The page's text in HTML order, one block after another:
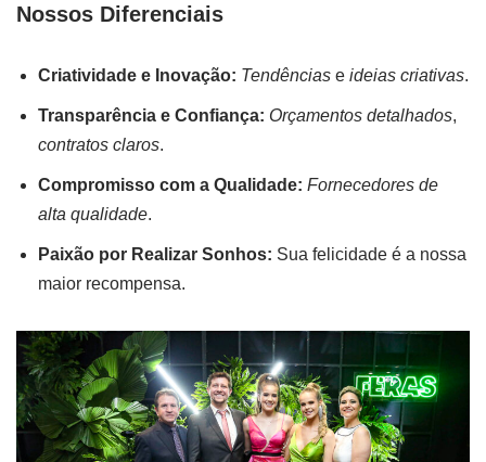
Nossos Diferenciais
Criatividade e Inovação: Tendências e ideias criativas.
Transparência e Confiança: Orçamentos detalhados,
contratos claros.
Compromisso com a Qualidade: Fornecedores de
alta qualidade.
Paixão por Realizar Sonhos: Sua felicidade é a nossa
maior recompensa.